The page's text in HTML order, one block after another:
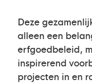
Deze
alleen een
erfgoedbeleid,
inspirerend
projecten in en